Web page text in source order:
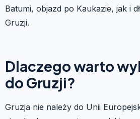
Batumi, objazd po Kaukazie, jak i
Gruzji.
Dlaczego warto
do Gruzji?
Gruzja nie należy do Unii